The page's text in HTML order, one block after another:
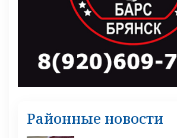
Районные новости